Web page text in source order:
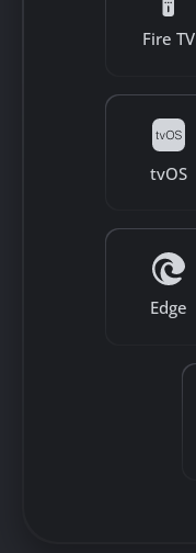
Fire TV
tvOS
Edge